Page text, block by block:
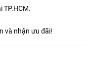
TP.HCM.
và nhận ưu đãi!